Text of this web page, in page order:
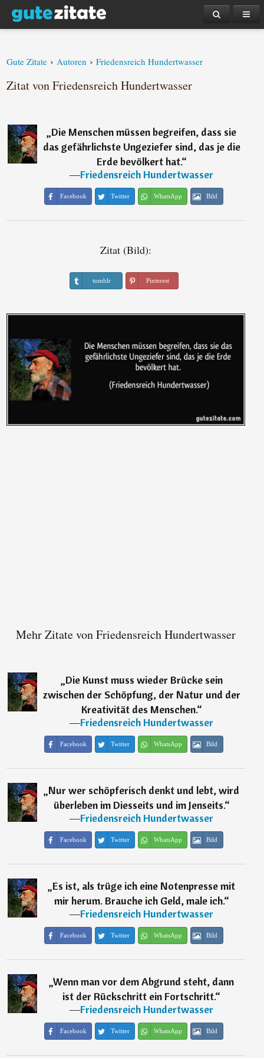
Gute Zitate › Autoren › Friedensreich Hundertwasser
Zitat von Friedensreich Hundertwasser
„Die Menschen müssen begreifen, dass sie
das gefährlichste Ungeziefer sind, das je die
Erde bevölkert hat.“
―Friedensreich Hundertwasser
Facebook Twitter WhatsApp Bild
Zitat (Bild):
tumblr Pinterest
Mehr Zitate von Friedensreich Hundertwasser
„Die Kunst muss wieder Brücke sein
zwischen der Schöpfung, der Natur und der
Kreativität des Menschen.“
―Friedensreich Hundertwasser
Facebook Twitter WhatsApp Bild
„Nur wer schöpferisch denkt und lebt, wird
überleben im Diesseits und im Jenseits.“
―Friedensreich Hundertwasser
Facebook Twitter WhatsApp Bild
„Es ist, als trüge ich eine Notenpresse mit
mir herum. Brauche ich Geld, male ich.“
―Friedensreich Hundertwasser
Facebook Twitter WhatsApp Bild
„Wenn man vor dem Abgrund steht, dann
ist der Rückschritt ein Fortschritt.“
―Friedensreich Hundertwasser
Facebook Twitter WhatsApp Bild